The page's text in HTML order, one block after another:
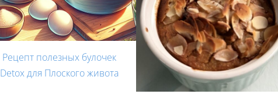
Рецепт полезных булочек
Detox для Плоского живота